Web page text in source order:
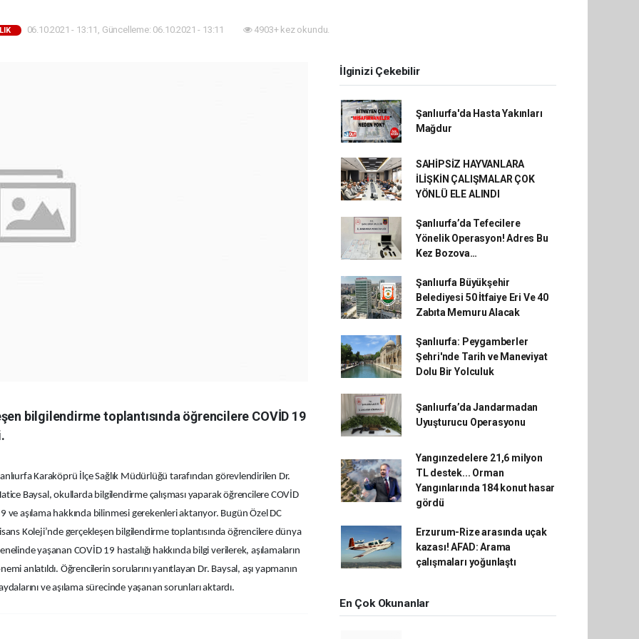
06.10.2021 - 13:11, Güncelleme: 06.10.2021 - 13:11 4903+ kez okundu.
bilgilendirme toplantısında öğrencilere COVİD 19
Karaköprü İlçe Sağlık Müdürlüğü tarafından görevlendirilen Dr.
Baysal, okullarda bilgilendirme çalışması yaparak öğrencilere COVİD
ve aşılama hakkında bilinmesi gerekenleri aktarıyor. Bugün Özel DC
Koleji’nde gerçekleşen bilgilendirme toplantısında öğrencilere dünya
yaşanan COVİD 19 hastalığı hakkında bilgi verilerek, aşılamaların
anlatıldı. Öğrencilerin sorularını yanıtlayan Dr. Baysal, aşı yapmanın
ve aşılama sürecinde yaşanan sorunları aktardı.
İlginizi Çekebilir
Şanlıurfa'da Hasta Yakınları
Mağdur
SAHİPSİZ HAYVANLARA
İLİŞKİN ÇALIŞMALAR ÇOK
YÖNLÜ ELE ALINDI
Şanlıurfa’da Tefecilere
Yönelik Operasyon! Adres Bu
Kez Bozova…
Şanlıurfa Büyükşehir
Belediyesi 50 İtfaiye Eri Ve 40
Zabıta Memuru Alacak
Şanlıurfa: Peygamberler
Şehri'nde Tarih ve Maneviyat
Dolu Bir Yolculuk
Şanlıurfa’da Jandarmadan
Uyuşturucu Operasyonu
Yangınzedelere 21,6 milyon
TL destek... Orman
Yangınlarında 184 konut hasar
gördü
Erzurum-Rize arasında uçak
kazası! AFAD: Arama
çalışmaları yoğunlaştı
En Çok Okunanlar